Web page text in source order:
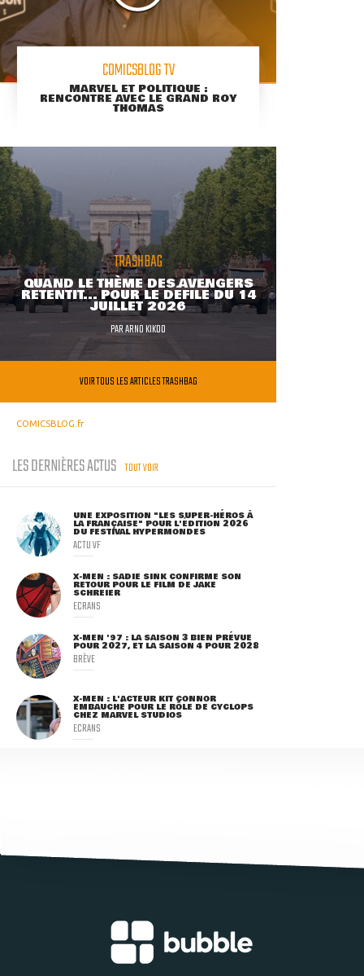
COMICSBLOG TV
MARVEL ET POLITIQUE :
RENCONTRE AVEC LE GRAND ROY
THOMAS
TRASHBAG
QUAND LE THÈME DES AVENGERS
RETENTIT... POUR LE DÉFILÉ DU 14
JUILLET 2026
PARARNO KIKOO
VOIR TOUS LES ARTICLES TRASHBAG
COMICSBLOG.fr
LES DERNIÈRES ACTUS TOUT VOIR
UNE EXPOSITION "LES SUPER-HÉROS À
LA FRANÇAISE" POUR L'ÉDITION 2026
DU FESTIVAL HYPERMONDES
ACTU VF
X-MEN : SADIE SINK CONFIRME SON
RETOUR POUR LE FILM DE JAKE
SCHREIER
ECRANS
X-MEN '97 : LA SAISON 3 BIEN PRÉVUE
POUR 2027, ET LA SAISON 4 POUR 2028
BRÈVE
X-MEN : L'ACTEUR KIT CONNOR
EMBAUCHÉ POUR LE RÔLE DE CYCLOPS
CHEZ MARVEL STUDIOS
ECRANS